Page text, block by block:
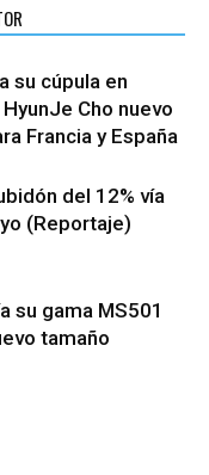
su cúpula en
Cho nuevo
Francia y España
del 12% vía
(Reportaje)
su gama MS501
tamaño